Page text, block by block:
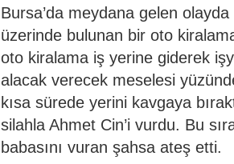
Bursa’da meydana gelen
üzerinde bulunan bir oto
oto kiralama iş yerine giderek
alacak verecek meselesi
kısa sürede yerini kavgaya
silahla Ahmet Cin’i vurdu. Bu
babasını vuran şahsa ateş etti.